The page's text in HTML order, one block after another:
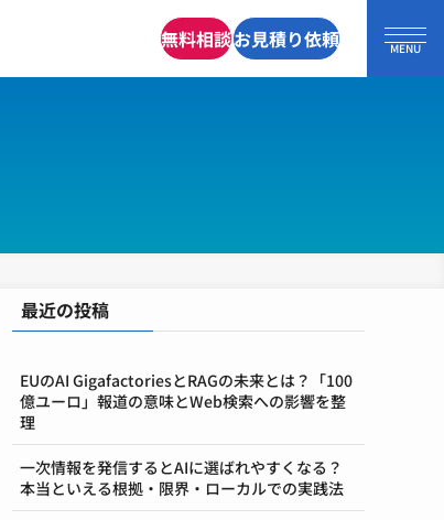
無料相談お見積り依頼
最近の投稿
EUのAI GigafactoriesとRAGの未来とは？「100
億ユーロ」報道の意味とWeb検索への影響を整
理
一次情報を発信するとAIに選ばれやすくなる？
本当といえる根拠・限界・ローカルでの実践法